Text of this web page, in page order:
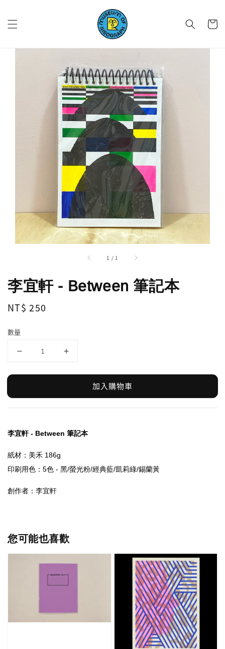
1 / 1
李宜軒 - Between 筆記本
Regular
NT$ 250
數量
加入購物車
李宜軒 - Between 筆記本
紙材：美禾 186
印刷用色：5色 - 黑/螢光粉/經典藍/凱莉綠/錫蘭黃
創作者：李宜軒
您可能也喜歡